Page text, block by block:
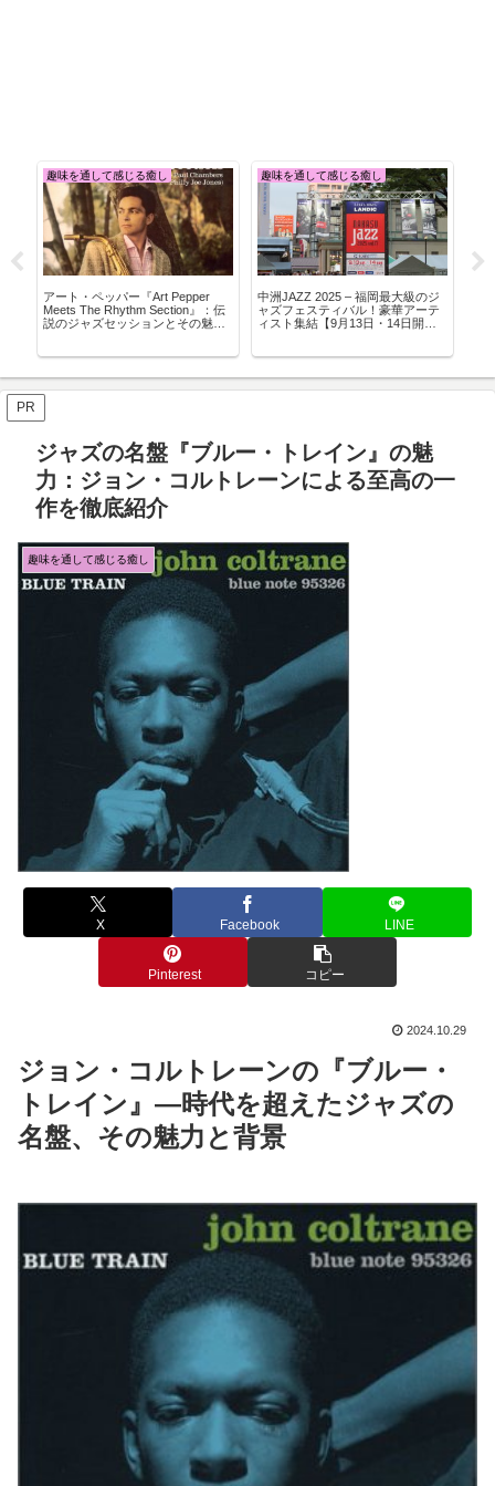
趣味を通して感じる癒し
アート・ペッパー『Art Pepper
Meets The Rhythm Section』：伝
説のジャズセッションとその魅力
趣味を通して感じる癒し
中洲JAZZ 2025 – 福岡最大級のジ
ャズフェスティバル！豪華アーテ
ィスト集結【9月13日・14日開
PR
ジャズの名盤『ブルー・トレイン』の魅
力：ジョン・コルトレーンによる至高の一
作を徹底紹介
趣味を通して感じる癒し
X Facebook LINE
Pinterest コピー
2024.10.29
ジョン・コルトレーンの『ブルー・
トレイン』—時代を超えたジャズの
名盤、その魅力と背景